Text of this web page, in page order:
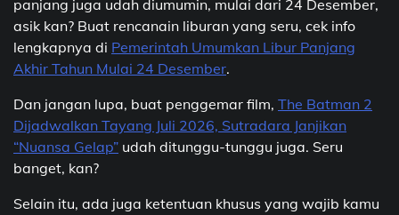
panjang juga udah diumumin, mulai dari 24 Desember,
asik kan? Buat rencanain liburan yang seru, cek info
lengkapnya di Pemerintah Umumkan Libur Panjang
Akhir Tahun Mulai 24 Desember.
Dan jangan lupa, buat penggemar film, The Batman 2
Dijadwalkan Tayang Juli 2026, Sutradara Janjikan
“Nuansa Gelap” udah ditunggu-tunggu juga. Seru
banget, kan?
Selain itu, ada juga ketentuan khusus yang wajib kamu